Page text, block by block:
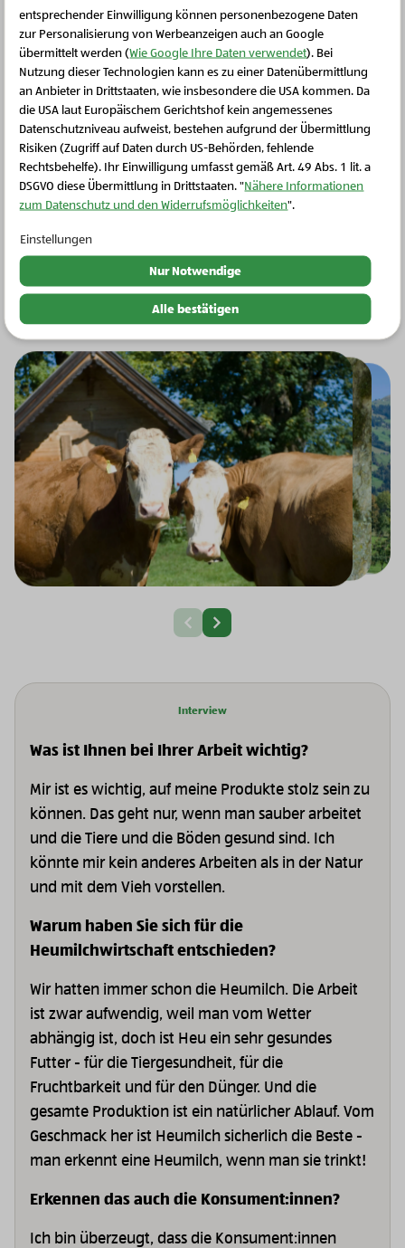
Aus der Region Kitzbüheler
Alpen
Bergbauern BIO-Heumilch ist eine der besten
überhaupt. In den Kitzbüheler Alpen halten
Ursprungs-Bauern und -Bäuerinnen ihre Kühe auf
bis zu 1.900 m Seehöhe. Solch wundervollen
Vorherige Slide
Nächste Slide
Interview
Was ist Ihnen bei Ihrer Arbeit wichtig?
Mir ist es wichtig, auf meine Produkte stolz sein zu
können. Das geht nur, wenn man sauber arbeitet
und die Tiere und die Böden gesund sind. Ich
könnte mir kein anderes Arbeiten als in der Natur
und mit dem Vieh vorstellen.
Warum haben Sie sich für die
Heumilchwirtschaft entschieden?
Wir hatten immer schon die Heumilch. Die Arbeit
ist zwar aufwendig, weil man vom Wetter
abhängig ist, doch ist Heu ein sehr gesundes
Futter - für die Tiergesundheit, für die
Fruchtbarkeit und für den Dünger. Und die
gesamte Produktion ist ein natürlicher Ablauf. Vom
Geschmack her ist Heumilch sicherlich die Beste -
man erkennt eine Heumilch, wenn man sie trinkt!
Erkennen das auch die Konsument:innen?
Ich bin überzeugt, dass die Konsument:innen
Schließen Sie dieses Feld
entsprechender Einwilligung können personenbezogene Daten
zur Personalisierung von Werbeanzeigen auch an Google
übermittelt werden (Wie Google Ihre Daten verwendet). Bei
Nutzung dieser Technologien kann es zu einer Datenübermittlung
an Anbieter in Drittstaaten, wie insbesondere die USA kommen. Da
die USA laut Europäischem Gerichtshof kein angemessenes
Datenschutzniveau aufweist, bestehen aufgrund der Übermittlung
Risiken (Zugriff auf Daten durch US-Behörden, fehlende
Rechtsbehelfe). Ihr Einwilligung umfasst gemäß Art. 49 Abs. 1 lit. a
DSGVO diese Übermittlung in Drittstaaten. "Nähere Informationen
zum Datenschutz und den Widerrufsmöglichkeiten".
Einstellungen
Nur Notwendige
Alle bestätigen